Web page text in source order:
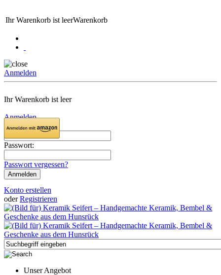
Ihr Warenkorb ist leerWarenkorb
Anmelden
Ihr Warenkorb ist leer
Anmelden
Email:
Passwort:
Passwort vergessen?
Konto erstellen
oder Registrieren
Unser Angebot